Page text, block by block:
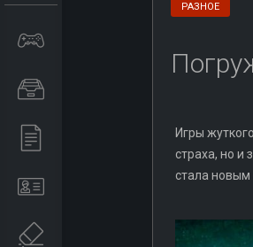
РАЗНОЕ
Игры
страха, но и
стала новым